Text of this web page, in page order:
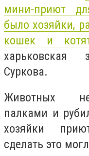
мини-приют
было хозяйки,
кошек и
харьковская
Суркова.
Животных
палками и
хозяйки
сделать это